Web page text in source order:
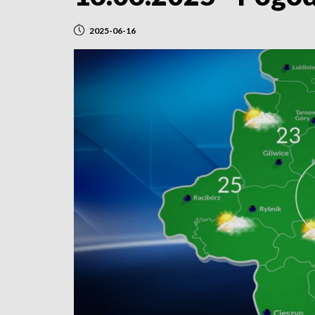
2025-06-16